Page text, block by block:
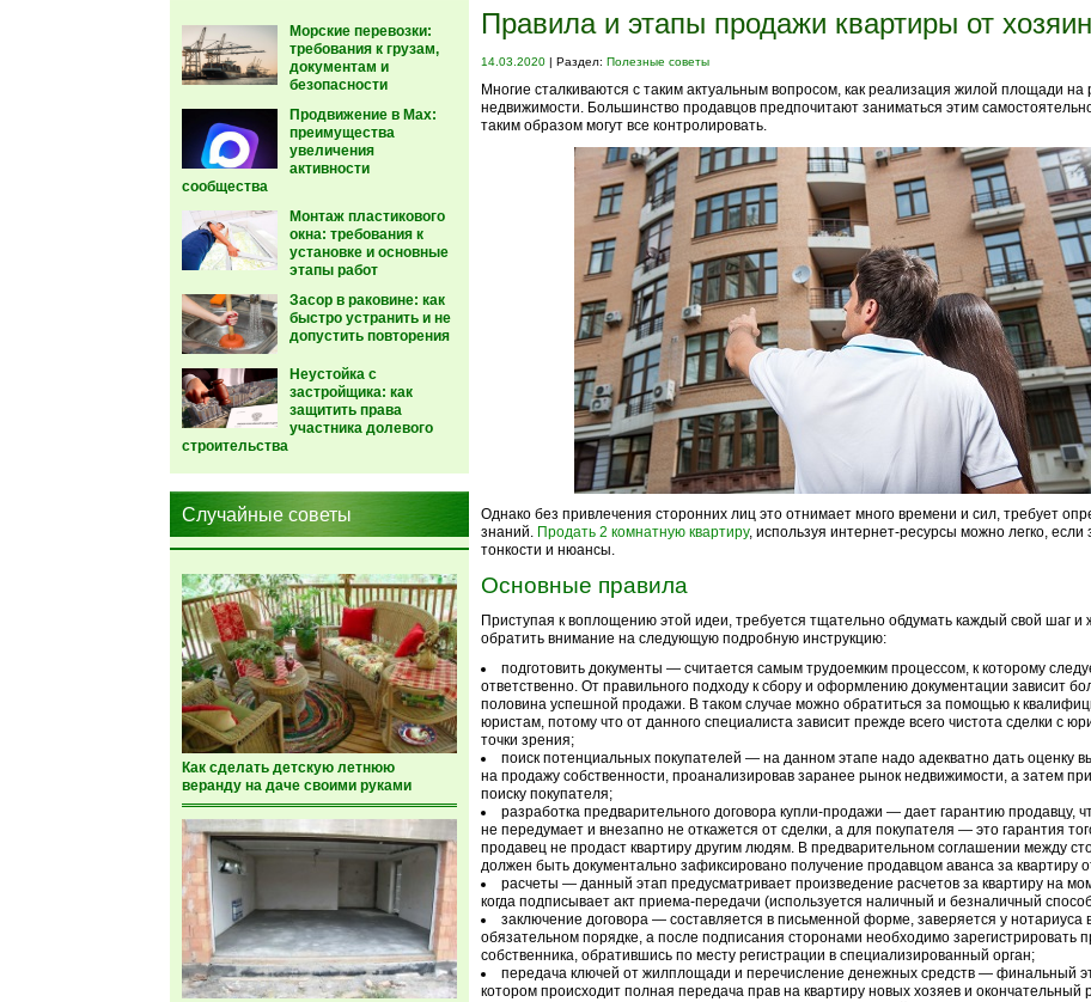
Морские перевозки:
требования к грузам,
документам и
безопасности
Продвижение в Max:
преимущества
увеличения
активности
сообщества
Монтаж пластикового
окна: требования к
установке и основные
этапы работ
Засор в раковине: как
быстро устранить и не
допустить повторения
Неустойка с
застройщика: как
защитить права
участника долевого
строительства
Случайные советы
Как сделать детскую летнюю
веранду на даче своими руками
Правила и этапы продажи квартиры от
14.03.2020 | Раздел: Полезные советы
Многие сталкиваются с таким актуальным вопросом, как реализация жилой площади на
недвижимости. Большинство продавцов предпочитают заниматься этим
таким образом могут все контролировать.
Однако без привлечения сторонних лиц это отнимает много времени и сил, требует
знаний. Продать 2 комнатную квартиру, используя интернет-ресурсы можно легко, если
тонкости и нюансы.
Основные правила
Приступая к воплощению этой идеи, требуется тщательно обдумать каждый свой шаг и
обратить внимание на следующую подробную инструкцию:
подготовить документы — считается самым трудоемким процессом, к которому
ответственно. От правильного подходу к сбору и оформлению документации зависит
половина успешной продажи. В таком случае можно обратиться за помощью к
юристам, потому что от данного специалиста зависит прежде всего чистота сделки с
точки зрения;
поиск потенциальных покупателей — на данном этапе надо адекватно дать оценку
на продажу собственности, проанализировав заранее рынок недвижимости, а затем
поиску покупателя;
разработка предварительного договора купли-продажи — дает гарантию продавцу,
не передумает и внезапно не откажется от сделки, а для покупателя — это гарантия
продавец не продаст квартиру другим людям. В предварительном соглашении между
должен быть документально зафиксировано получение продавцом аванса за квартиру
расчеты — данный этап предусматривает произведение расчетов за квартиру на
когда подписывает акт приема-передачи (используется наличный и безналичный
заключение договора — составляется в письменной форме, заверяется у нотариуса
обязательном порядке, а после подписания сторонами необходимо зарегистрировать
собственника, обратившись по месту регистрации в специализированный орган;
передача ключей от жилплощади и перечисление денежных средств — финальный
котором происходит полная передача прав на квартиру новых хозяев и окончательный